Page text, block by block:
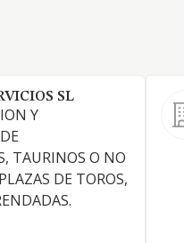
SL
Y
TAURINOS O NO
DE TOROS,